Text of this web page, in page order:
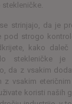
stekleničke.
strinjajo, da je
pod strogo
kako daleč
stekleničke je
da z vsakim
z vsakim
koristi naših